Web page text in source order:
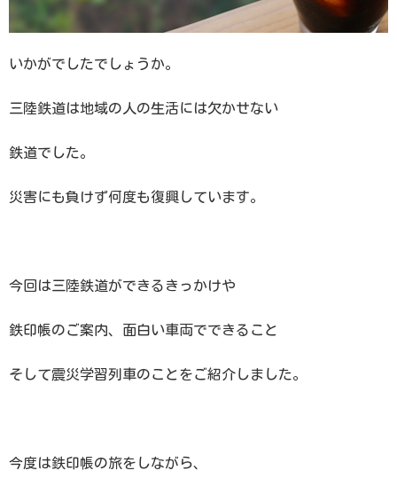
いかがでしたでしょうか。
三陸鉄道は地域の人の生活には欠かせない
鉄道でした。
災害にも負けず何度も復興しています。
今回は三陸鉄道ができるきっかけや
鉄印帳のご案内、面白い車両でできること
そして震災学習列車のことをご紹介しました。
今度は鉄印帳の旅をしながら、